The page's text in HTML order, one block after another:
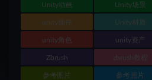
Unity动画 Unity场景
unity插件 Unity材质
unity角色 unity资产
Zbrush zbrush教程
参考图片 参考照片